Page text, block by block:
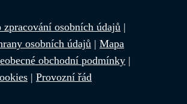
zpracování osobních údajů |
osobních údajů | Mapa
obchodní podmínky |
| Provozní řád